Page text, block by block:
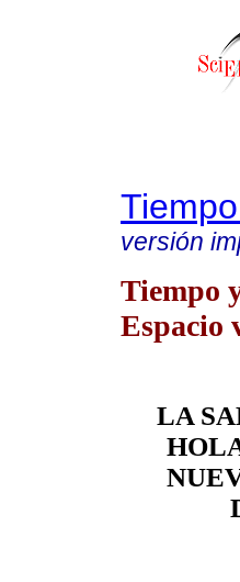
versión
Tiempo
Espacio
LA